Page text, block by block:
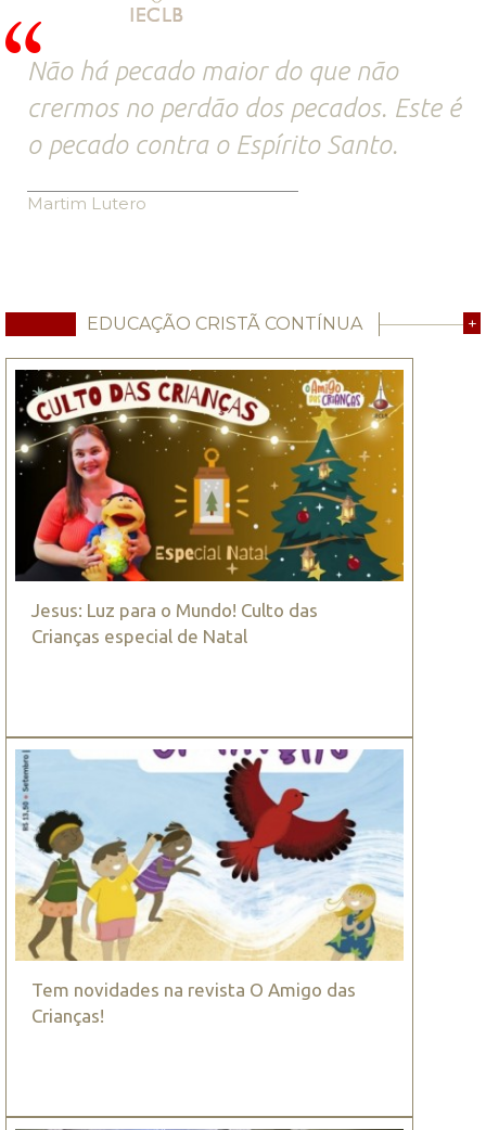
Não há pecado maior do que não
crermos no perdão dos pecados. Este é
o pecado contra o Espírito Santo.
Martim Lutero
EDUCAÇÃO CRISTÃ CONTÍNUA +
Jesus: Luz para o Mundo! Culto das
Crianças especial de Natal
Tem novidades na revista O Amigo das
Crianças!